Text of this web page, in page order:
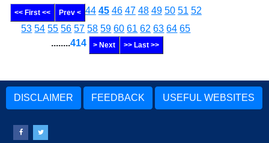
<< First << Prev < 44 45 46 47 48 49 50 51 52
53 54 55 56 57 58 59 60 61 62 63 64 65
........414 > Next >> Last >>
DISCLAIMER FEEDBACK USEFUL WEBSITES